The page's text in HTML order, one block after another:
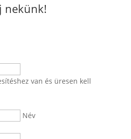
nekünk!
van és üresen kell
Név